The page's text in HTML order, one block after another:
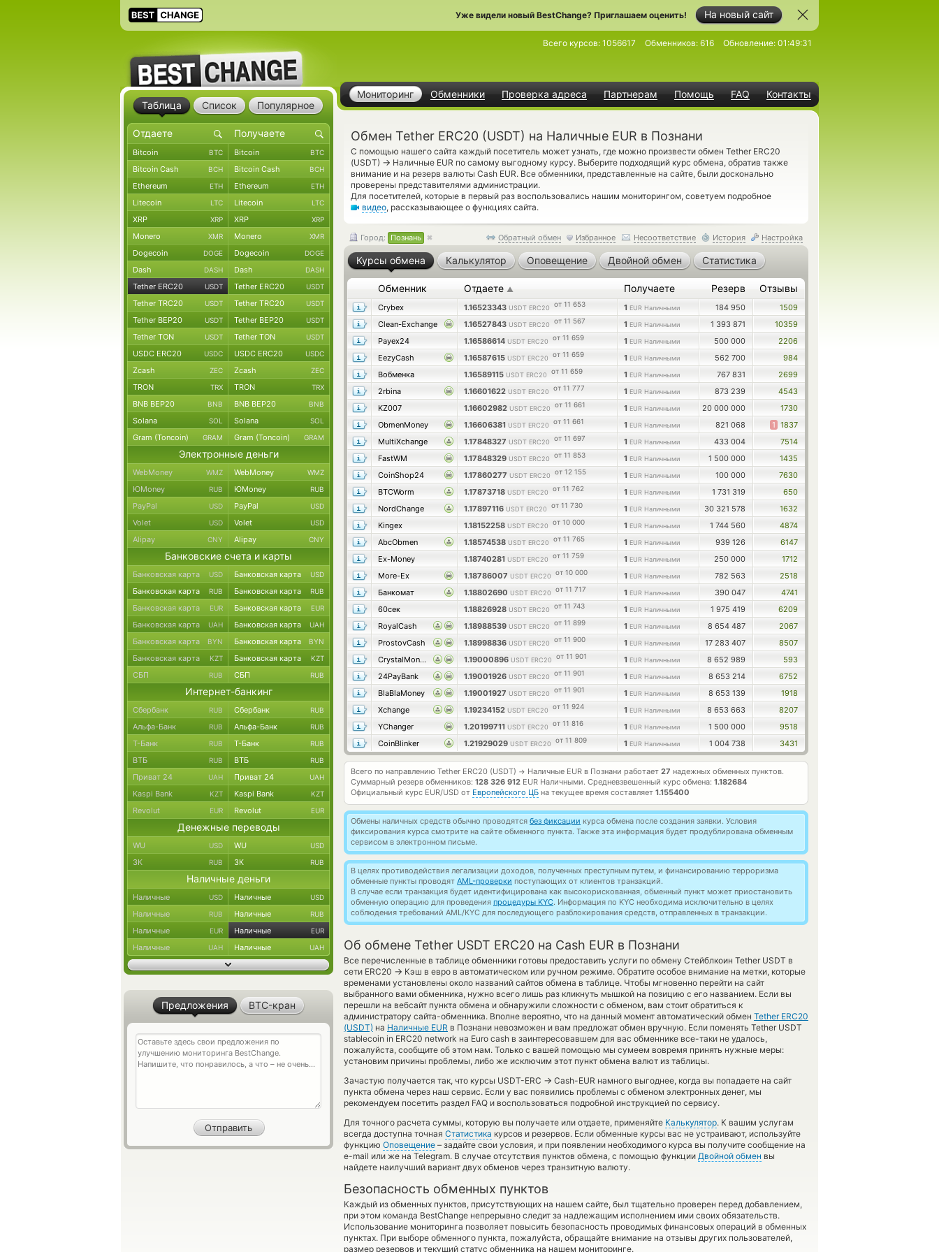
На новый сайт
Уже видели новый BestChange? Приглашаем оценить!
Мониторинг Обменники Проверка адреса Партнерам Помощь FAQ Контакты
Всего курсов: 1056617 Обменников: 616 Обновление: 01:49:31
Обмен Tether ERC20 (USDT) на Наличные EUR в Познани
С помощью нашего сайта каждый посетитель может узнать, где можно произвести обмен Tether ERC20
(USDT) → Наличные EUR по самому выгодному курсу. Выберите подходящий курс обмена, обратив также
внимание и на резерв валюты Cash EUR. Все обменники, представленные на сайте, были досконально
проверены представителями администрации.
Для посетителей, которые в первый раз воспользовались нашим мониторингом, советуем подробное
видео, рассказывающее о функциях сайта.
Обратный обмен Избранное Несоответствие История Настройка
Город: Познань
Курсы обмена Калькулятор Оповещение Двойной обмен Статистика
Обменник Отдаете ▲ Получаете Резерв Отзывы
Crybex 1.16523343 USDT ERC20 от 11 653 1 EUR Наличными 184 950
1509
Clean-Exchange
1.16527843 USDT ERC20 от 11 567 1 EUR Наличными 1 393 871
10359
Payex24
1.16586614 USDT ERC20 от 11 659 1 EUR Наличными 500 000
2206
EezyCash
1.16587615 USDT ERC20 от 11 659 1 EUR Наличными 562 700
984
Вобменка
1.16589115 USDT ERC20 от 11 659 1 EUR Наличными 767 831
2699
2rbina
1.16601622 USDT ERC20 от 11 777 1 EUR Наличными 873 239
4543
KZ007
1.16602982 USDT ERC20 от 11 661 1 EUR Наличными 20 000 000
1730
ObmenMoney
1.16606381 USDT ERC20 от 11 661 1 EUR Наличными 821 068 1 1837
MultiXchange
1.17848327 USDT ERC20 от 11 697 1 EUR Наличными 433 004
7514
FastWM
1.17848329 USDT ERC20 от 11 853 1 EUR Наличными 1 500 000
1435
CoinShop24
1.17860277 USDT ERC20 от 12 155 1 EUR Наличными 100 000
7630
BTCWorm
1.17873718 USDT ERC20 от 11 762 1 EUR Наличными 1 731 319
650
NordChange
1.17897116 USDT ERC20 от 11 730 1 EUR Наличными 30 321 578
1632
Kingex
1.18152258 USDT ERC20 от 10 000 1 EUR Наличными 1 744 560
4874
AbcObmen
1.18574538 USDT ERC20 от 11 765 1 EUR Наличными 939 126
6147
Ex-Money
1.18740281 USDT ERC20 от 11 759 1 EUR Наличными 250 000
1712
More-Ex
1.18786007 USDT ERC20 от 10 000 1 EUR Наличными 782 563
2518
Банкомат
1.18802690 USDT ERC20 от 11 717 1 EUR Наличными 390 047
4741
60сек
1.18826928 USDT ERC20 от 11 743 1 EUR Наличными 1 975 419
6209
RoyalCash
1.18988539 USDT ERC20 от 11 899 1 EUR Наличными 8 654 487
2067
ProstovCash
1.18998836 USDT ERC20 от 11 900 1 EUR Наличными 17 283 407
8507
CrystalMoney
1.19000896 USDT ERC20 от 11 901 1 EUR Наличными 8 652 989
593
24PayBank
1.19001926 USDT ERC20 от 11 901 1 EUR Наличными 8 653 214
6752
BlaBlaMoney
1.19001927 USDT ERC20 от 11 901 1 EUR Наличными 8 653 139
1918
Xchange
1.19234152 USDT ERC20 от 11 924 1 EUR Наличными 8 653 663
8207
YChanger
1.20199711 USDT ERC20 от 11 816 1 EUR Наличными 1 500 000
9518
CoinBlinker
1.21929029 USDT ERC20 от 11 809 1 EUR Наличными 1 004 738 3431
Всего по направлению Tether ERC20 (USDT) → Наличные EUR в Познани работает 27 надежных обменных пунктов.
Суммарный резерв обменников: 128 326 912 EUR Наличными. Средневзвешенный курс обмена: 1.182684
Официальный курс EUR/USD от Европейского ЦБ на текущее время составляет 1.155400
Обмены наличных средств обычно проводятся без фиксации курса обмена после создания заявки. Условия
фиксирования курса смотрите на сайте обменного пункта. Также эта информация будет продублирована обменным
сервисом в электронном письме.
В целях противодействия легализации доходов, полученных преступным путем, и финансированию терроризма
обменные пункты проводят AML-проверки поступающих от клиентов транзакций.
В случае если транзакция будет идентифицирована как высокорискованная, обменный пункт может приостановить
обменную операцию для проведения процедуры KYC. Информация по KYC необходима исключительно в целях
соблюдения требований AML/KYC для последующего разблокирования средств, отправленных в транзакции.
Об обмене Tether USDT ERC20 на Cash EUR в Познани
Все перечисленные в таблице обменники готовы предоставить услуги по обмену Стейблкоин Tether USDT в
сети ERC20 → Кэш в евро в автоматическом или ручном режиме. Обратите особое внимание на метки, которые
временами установлены около названий сайтов обмена в таблице. Чтобы мгновенно перейти на сайт
выбранного вами обменника, нужно всего лишь раз кликнуть мышкой на позицию с его названием. Если вы
перешли на вебсайт пункта обмена и обнаружили сложности с обменом, вам стоит обратиться к
администратору сайта-обменника. Вполне вероятно, что на данный момент автоматический обмен Tether ERC20
(USDT) на Наличные EUR в Познани невозможен и вам предложат обмен вручную. Если поменять Tether USDT
stablecoin in ERC20 network на Euro cash в заинтересовавшем для вас обменнике все-таки не удалось,
пожалуйста, сообщите об этом нам. Только с вашей помощью мы сумеем вовремя принять нужные меры:
установим причины проблемы, либо же исключим этот пункт обмена валют из таблицы.
Зачастую получается так, что курсы USDT-ERC → Cash-EUR намного выгоднее, когда вы попадаете на сайт
пункта обмена через наш сервис. Если у вас появились проблемы с обменом электронных денег, мы
рекомендуем посетить раздел FAQ и воспользоваться подробной инструкцией по сервису.
Для точного расчета суммы, которую вы получаете или отдаете, применяйте Калькулятор. К вашим услугам
всегда доступна точная Статистика курсов и резервов. Если обменные курсы вас не устраивают, используйте
функцию Оповещение – задайте свои условия, и при появлении необходимого курса вы получите сообщение на
e-mail или же на Telegram. В случае отсутствия пунктов обмена, с помощью функции Двойной обмен вы
найдете наилучший вариант двух обменов через транзитную валюту.
Безопасность обменных пунктов
Каждый из обменных пунктов, присутствующих на нашем сайте, был тщательно проверен перед добавлением,
при этом команда BestChange непрерывно следит за надлежащим исполнением ими своих обязательств.
Использование мониторинга позволяет повысить безопасность проводимых финансовых операций в обменных
пунктах. При выборе обменного пункта, пожалуйста, обращайте внимание на отзывы других пользователей,
размер резервов и текущий статус обменника на нашем мониторинге.
Таблица Список Популярное
Bitcoin BTC Bitcoin BTC
Bitcoin Cash BCH Bitcoin Cash BCH
Ethereum ETH Ethereum ETH
Litecoin LTC Litecoin LTC
XRP XRP XRP XRP
Monero XMR Monero XMR
Dogecoin DOGE Dogecoin DOGE
Dash DASH Dash DASH
Tether ERC20 USDT Tether ERC20 USDT
Tether TRC20 USDT Tether TRC20 USDT
Tether BEP20 USDT Tether BEP20 USDT
Tether TON USDT Tether TON USDT
USDC ERC20 USDC USDC ERC20 USDC
Zcash ZEC Zcash ZEC
TRON TRX TRON TRX
BNB BEP20 BNB BNB BEP20 BNB
Solana SOL Solana SOL
Gram (Toncoin) GRAM Gram (Toncoin) GRAM
Электронные деньги
WebMoney WMZ WebMoney WMZ
ЮMoney RUB ЮMoney RUB
PayPal USD PayPal USD
Volet USD Volet USD
Alipay CNY Alipay CNY
Банковские счета и карты
Банковская карта USD Банковская карта USD
Банковская карта RUB Банковская карта RUB
Банковская карта EUR Банковская карта EUR
Банковская карта UAH Банковская карта UAH
Банковская карта BYN Банковская карта BYN
Банковская карта KZT Банковская карта KZT
СБП RUB СБП RUB
Интернет-банкинг
Сбербанк RUB Сбербанк RUB
Альфа-Банк RUB Альфа-Банк RUB
Т-Банк RUB Т-Банк RUB
ВТБ RUB ВТБ RUB
Приват 24 UAH Приват 24 UAH
Kaspi Bank KZT Kaspi Bank KZT
Revolut EUR Revolut EUR
Денежные переводы
WU USD WU USD
ЗК RUB ЗК RUB
Наличные деньги
Наличные USD Наличные USD
Наличные RUB Наличные RUB
Наличные EUR Наличные EUR
Наличные UAH Наличные UAH
Предложения BTC-кран